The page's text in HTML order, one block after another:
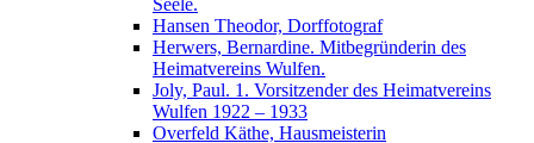
Seele.
Hansen Theodor, Dorffotograf
Herwers, Bernardine. Mitbegründerin des
Heimatvereins Wulfen.
Joly, Paul. 1. Vorsitzender des Heimatvereins
Wulfen 1922 – 1933
Overfeld Käthe, Hausmeisterin